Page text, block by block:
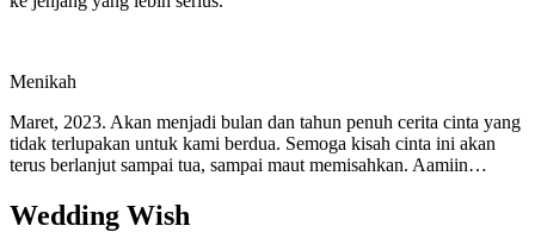
Menikah
Maret, 2023. Akan menjadi bulan dan tahun penuh cerita cinta yang
tidak terlupakan untuk kami berdua. Semoga kisah cinta ini akan
terus berlanjut sampai tua, sampai maut memisahkan. Aamiin…
Wedding Wish